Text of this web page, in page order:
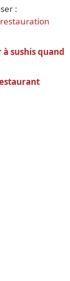
:
à sushis quand